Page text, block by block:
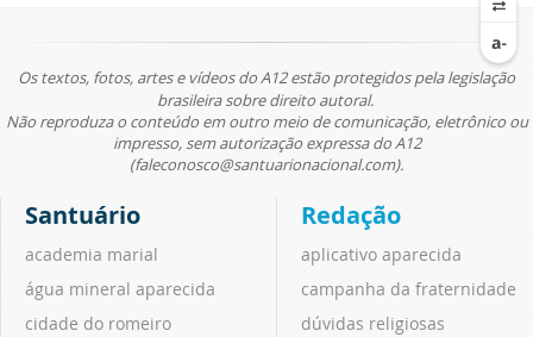
Os textos, fotos, artes e vídeos do A12 estão protegidos pela legislação
brasileira sobre direito autoral.
Não reproduza o conteúdo em outro meio de comunicação, eletrônico ou
impresso, sem autorização expressa do A12
(faleconosco@santuarionacional.com).
Santuário
academia marial
água mineral aparecida
cidade do romeiro
Redação
aplicativo aparecida
campanha da fraternidade
dúvidas religiosas